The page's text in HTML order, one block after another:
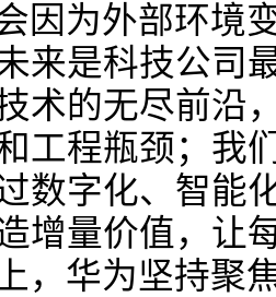
因为外部环境
来是科技公司
术的无尽前沿
工程瓶颈；我
数字化、智能
增量价值，让
，华为坚持聚